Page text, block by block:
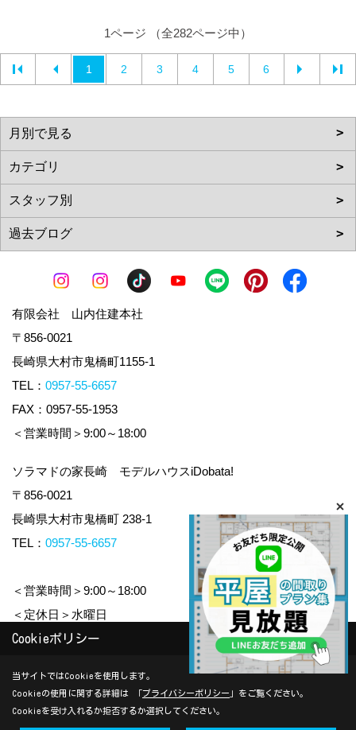
1ページ （全282ページ中）
1 2 3 4 5 6
有限会社 山内住建本社
〒856-0021
長崎県大村市鬼橋町1155-1
TEL： 0957-55-6657
FAX：0957-55-1953
＜営業時間＞9:00～18:00
ソラマドの家長崎 モデルハウスiDobata!
〒856-0021
長崎県大村市鬼橋町 238-1
TEL： 0957-55-6657
＜営業時間＞9:00～18:00
＜定休日＞水曜日
Copyright (c) yamauchi-jyuken. All Rights Reserved.
Produced byゴデスクリエイト
Cookieポリシー
当サイトではCookieを使用します。
Cookieの使用に関する詳細は 「プライバシーポリシー 」をご覧ください。
Cookieを受け入れるか拒否するか選択してください。